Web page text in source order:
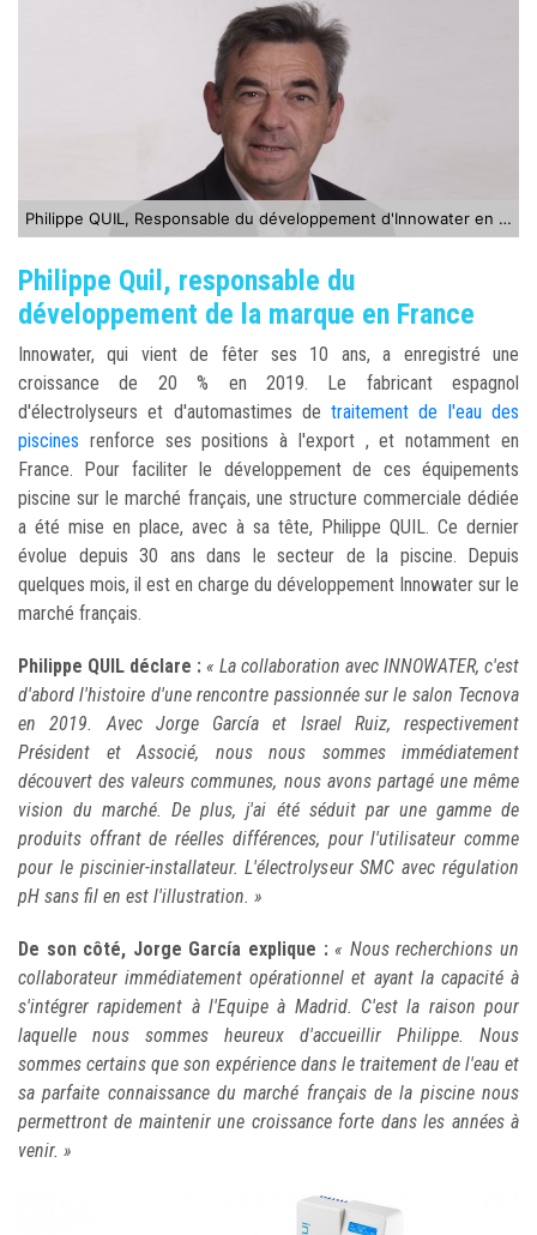
Philippe QUIL, Responsable du développement d'Innowater en France
Philippe Quil, responsable du
développement de la marque en France
Innowater, qui vient de fêter ses 10 ans, a enregistré une
croissance de 20 % en 2019. Le fabricant espagnol
d'électrolyseurs et d'automastimes detraitement de l'eau des
piscines renforce ses positions à l'export , et notamment en
France. Pour faciliter le développement de ces équipements
piscine sur le marché français, une structure commerciale dédiée
a été mise en place, avec à sa tête, Philippe QUIL. Ce dernier
évolue depuis 30 ans dans le secteur de la piscine. Depuis
quelques mois, il est en charge du développement Innowater sur le
marché français.
Philippe QUIL déclare : « La collaboration avec INNOWATER, c'est
d'abord l'histoire d'une rencontre passionnée sur le salon Tecnova
en 2019. Avec Jorge García et Israel Ruiz, respectivement
Président et Associé, nous nous sommes immédiatement
découvert des valeurs communes, nous avons partagé une même
vision du marché. De plus, j'ai été séduit par une gamme de
produits offrant de réelles différences, pour l'utilisateur comme
pour le piscinier-installateur. L'électrolyseur SMC avec régulation
pH sans fil en est l'illustration. »
De son côté, Jorge García explique : « Nous recherchions un
collaborateur immédiatement opérationnel et ayant la capacité à
s'intégrer rapidement à l'Equipe à Madrid. C'est la raison pour
laquelle nous sommes heureux d'accueillir Philippe. Nous
sommes certains que son expérience dans le traitement de l'eau et
sa parfaite connaissance du marché français de la piscine nous
permettront de maintenir une croissance forte dans les années à
venir. »